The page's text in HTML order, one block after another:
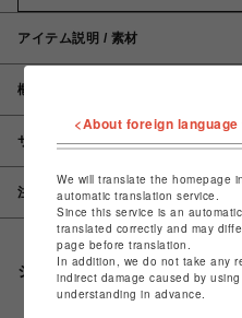
アイテム説明 / 素材
概要
サイズ
注意事項
シェアする
<About foreign
We will translate the homepage
automatic translation service.
Since this service is an
translated correctly and may
page before translation.
In addition, we do not take any
indirect damage caused by
understanding in advance.